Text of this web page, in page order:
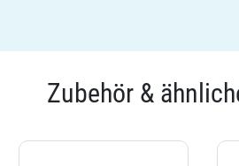
Zubehör &